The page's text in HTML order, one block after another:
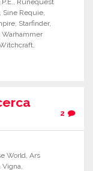
, Runequest
, Sine Requie,
, Starfinder,
Warhammer
,
2
World,Ars
Vigna,